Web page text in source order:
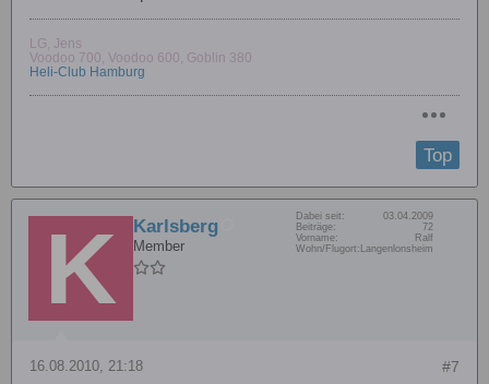
LG, Jens
Voodoo 700, Voodoo 600, Goblin 380
Heli-Club Hamburg
Top
Karlsberg
Member
Dabei seit:
03.04.2009
Beiträge:
72
Vorname:
Ralf
Wohn/Flugort: Langenlonsheim
#7
16.08.2010, 21:18